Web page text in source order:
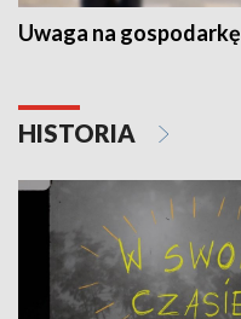
Uwaga na gospodarkę
HISTORIA